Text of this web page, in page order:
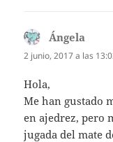
Ángela
2 junio, 2017 a las
Hola,
Me han gustado
en ajedrez, pero
jugada del mate